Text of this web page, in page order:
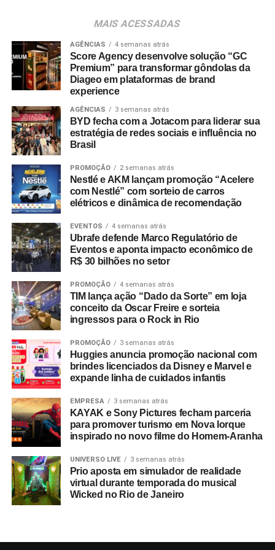
liderança de portfólios relevantes serão importantes para
ampliando sua relevância junto aos tutores brasileiros”,
destaca Ignácio Inda.
MAIS ACESSADAS
AGÊNCIAS 4 semanas atrás
Score Agency desenvolve solução “GC
Premium” para transformar gôndolas da
Diageo em plataformas de brand
experience
AGÊNCIAS 3 semanas atrás
BYD fecha com a Jotacom para liderar sua
estratégia de redes sociais e influência no
Brasil
PROMOÇÃO 2 semanas atrás
Nestlé e AKM lançam promoção “Acelere
com Nestlé” com sorteio de carros
elétricos e dinâmica de recomendação
EVENTOS 4 semanas atrás
Ubrafe defende Marco Regulatório de
Eventos e aponta impacto econômico de
R$ 30 bilhões no setor
PROMOÇÃO 4 semanas atrás
TIM lança ação “Dado da Sorte” em loja
conceito da Oscar Freire e sorteia
ingressos para o Rock in Rio
PROMOÇÃO 3 semanas atrás
Huggies anuncia promoção nacional com
brindes licenciados da Disney e Marvel e
expande linha de cuidados infantis
EMPRESA 3 semanas atrás
KAYAK e Sony Pictures fecham parceria
para promover turismo em Nova Iorque
inspirado no novo filme do Homem-Aranha
UNIVERSO LIVE 3 semanas atrás
Prio aposta em simulador de realidade
virtual durante temporada do musical
Wicked no Rio de Janeiro